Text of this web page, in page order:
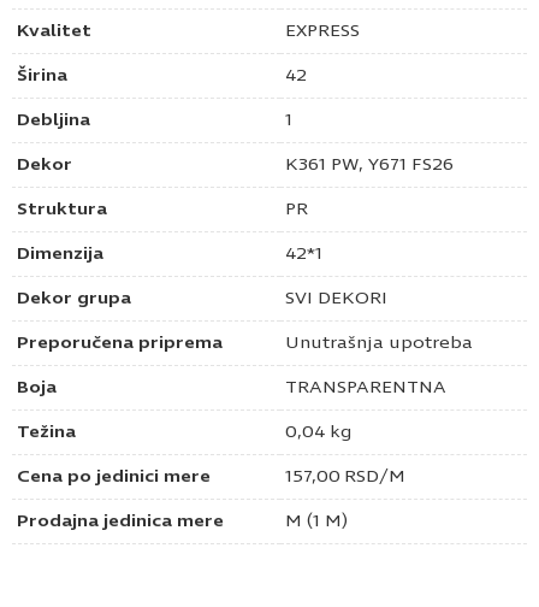
Kvalitet EXPRESS
Širina 42
Debljina 1
Dekor K361 PW, Y671 FS26
Struktura PR
Dimenzija 42*1
Dekor grupa SVI DEKORI
Preporučena priprema Unutrašnja upotreba
Boja TRANSPARENTNA
Težina 0,04 kg
Cena po jedinici mere 157,00 RSD/M
Prodajna jedinica mere M (1 M)